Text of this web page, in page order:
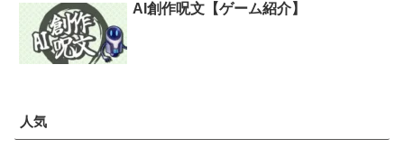
AI創作呪文【ゲーム紹介】
人気